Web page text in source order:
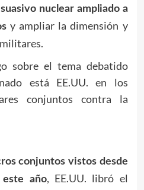
nuclear ampliado a
y ampliar la dimensión y
sobre el tema debatido
está EE.UU. en los
conjuntos contra la
conjuntos vistos desde
año, EE.UU. libró el